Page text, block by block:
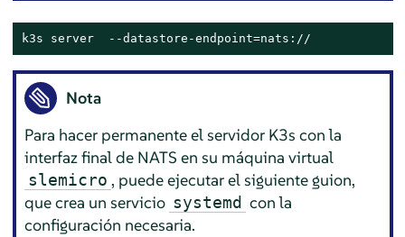
k3s server  --datastore-endpoint=nats://
Nota
Para hacer permanente el servidor K3s con la
interfaz final de NATS en su máquina virtual
slemicro , puede ejecutar el siguiente guion,
que crea un servicio systemd con la
configuración necesaria.